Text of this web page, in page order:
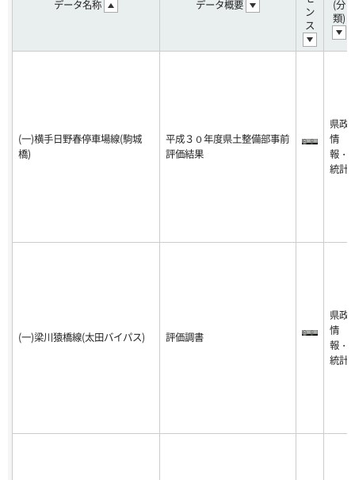
データ名称 データ概要
ン
ス
(分
類)
(一)横手日野春停車場線(駒城
橋)
平成３０年度県土整備部事前
評価結果
県政
情
報・
統計
(一)梁川猿橋線(太田バイパス) 評価調書
県政
情
報・
統計